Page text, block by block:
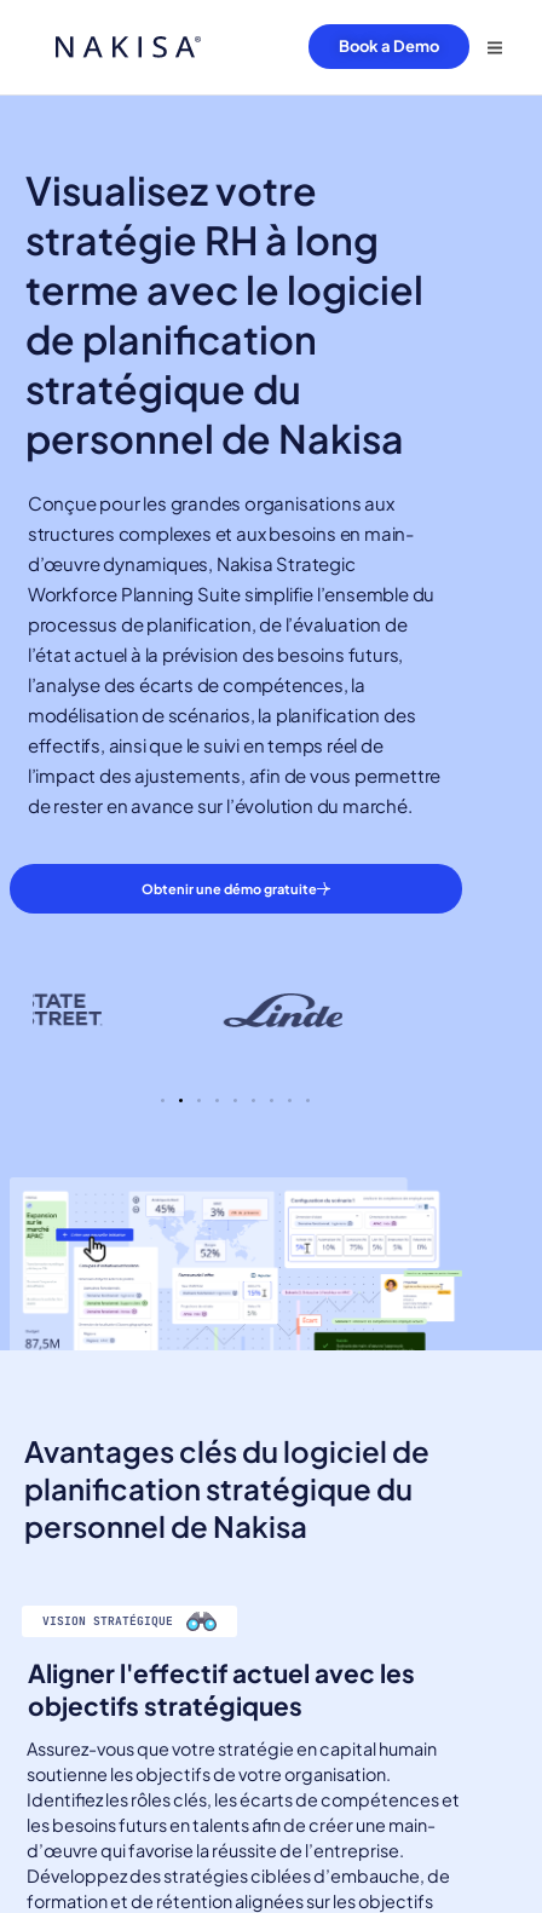
Book a Demo
Visualisez votre
stratégie RH à long
terme avec le logiciel
de planification
stratégique du
personnel de Nakisa
Conçue pour les grandes organisations aux
structures complexes et aux besoins en main-
d’œuvre dynamiques, Nakisa Strategic
Workforce Planning Suite simplifie l’ensemble du
processus de planification, de l’évaluation de
l’état actuel à la prévision des besoins futurs,
l’analyse des écarts de compétences, la
modélisation de scénarios, la planification des
effectifs, ainsi que le suivi en temps réel de
l’impact des ajustements, afin de vous permettre
de rester en avance sur l’évolution du marché.
Obtenir une démo gratuite
Avantages clés du logiciel de
planification stratégique du
personnel de Nakisa
VISION STRATÉGIQUE
Aligner l'effectif actuel avec les
objectifs stratégiques
Assurez-vous que votre stratégie en capital humain
soutienne les objectifs de votre organisation.
Identifiez les rôles clés, les écarts de compétences et
les besoins futurs en talents afin de créer une main-
d’œuvre qui favorise la réussite de l’entreprise.
Développez des stratégies ciblées d’embauche, de
formation et de rétention alignées sur les objectifs